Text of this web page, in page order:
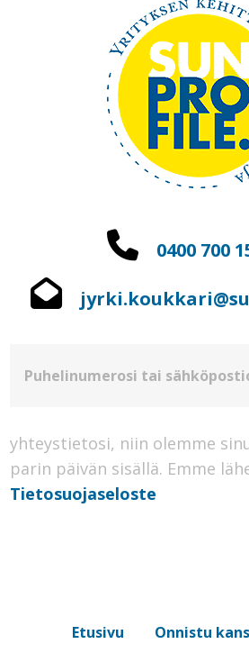
0400 700
yhteystietosi, niin olemme
parin päivän sisällä. Emme
Tietosuojaseloste
Etusivu Onnistu